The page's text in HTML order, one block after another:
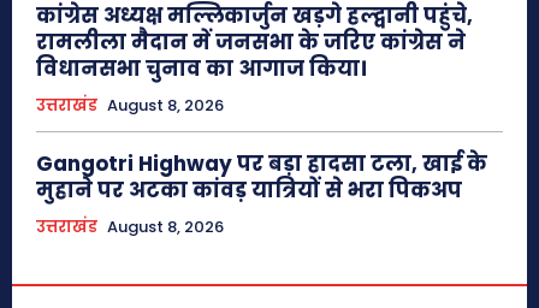
कांग्रेस अध्यक्ष मल्लिकार्जुन खड़गे हल्द्वानी पहुंचे,
रामलीला मैदान में जनसभा के जरिए कांग्रेस ने
विधानसभा चुनाव का आगाज किया।
उत्तराखंड August 8, 2026
Gangotri Highway पर बड़ा हादसा टला, खाई के
मुहाने पर अटका कांवड़ यात्रियों से भरा पिकअप
उत्तराखंड August 8, 2026